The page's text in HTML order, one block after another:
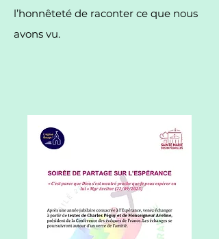
l’honnêteté de raconter ce que nous
avons vu.